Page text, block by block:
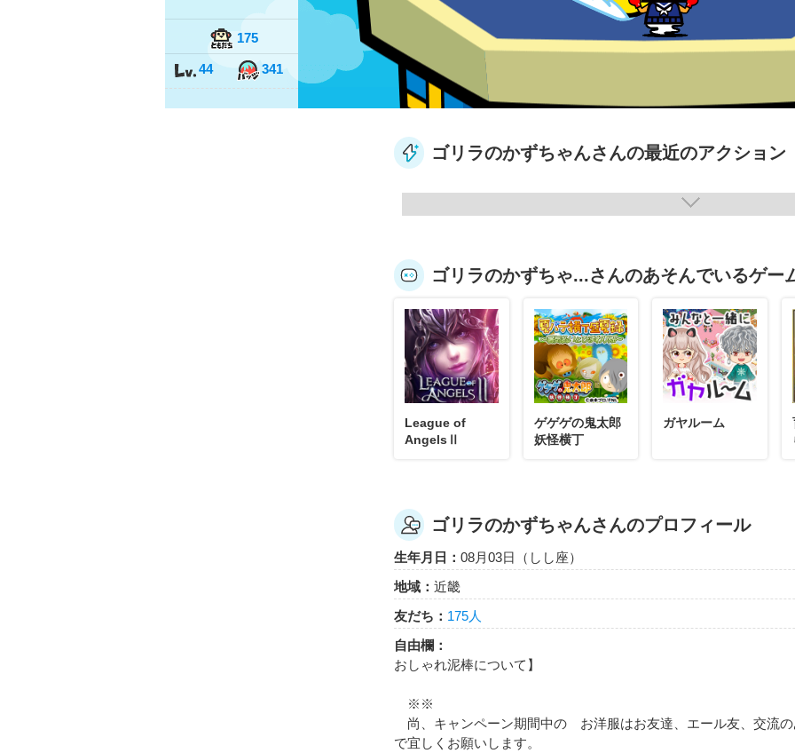
175
44 341
ゴリラのかずちゃんさんの最近のアクション
ゴリラのかずちゃ...さんのあそんでいるゲー
League of
AngelsⅡ
ゲゲゲの鬼太郎
妖怪横丁
ガヤルーム
ゴリラのかずちゃんさんのプロフィール
生年月日： 08月03日（しし座）
地域： 近畿
友だち： 175人
自由欄：
おしゃれ泥棒について】
※※
尚、キャンペーン期間中の お洋服はお友達、エール友、交流
で宜しくお願いします。